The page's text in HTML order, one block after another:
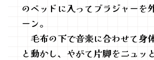
のベッドに入ってブラジャーを
ーン。
毛布の下で音楽に合わせて身
と動かし、やがて片脚をニュッ